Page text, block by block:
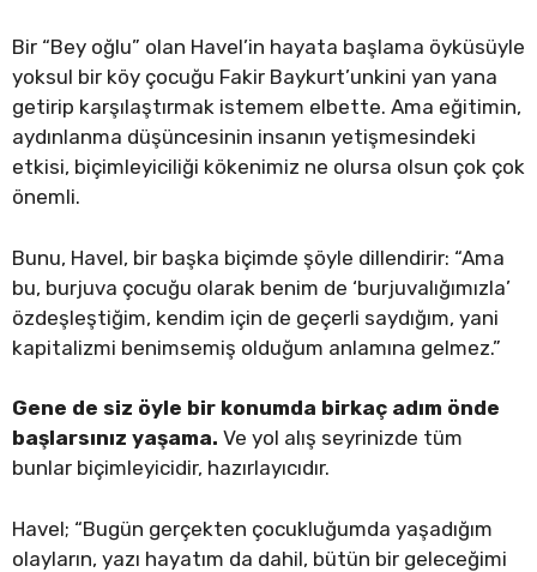
Bir “Bey oğlu” olan Havel’in hayata başlama öyküsüyle
yoksul bir köy çocuğu Fakir Baykurt’unkini yan yana
getirip karşılaştırmak istemem elbette. Ama eğitimin,
aydınlanma düşüncesinin insanın yetişmesindeki
etkisi, biçimleyiciliği kökenimiz ne olursa olsun çok çok
önemli.
Bunu, Havel, bir başka biçimde şöyle dillendirir: “Ama
bu, burjuva çocuğu olarak benim de ‘burjuvalığımızla’
özdeşleştiğim, kendim için de geçerli saydığım, yani
kapitalizmi benimsemiş olduğum anlamına gelmez.”
Gene de siz öyle bir konumda birkaç adım önde
başlarsınız yaşama. Ve yol alış seyrinizde tüm
bunlar biçimleyicidir, hazırlayıcıdır.
Havel; “Bugün gerçekten çocukluğumda yaşadığım
olayların, yazı hayatım da dahil, bütün bir geleceğimi